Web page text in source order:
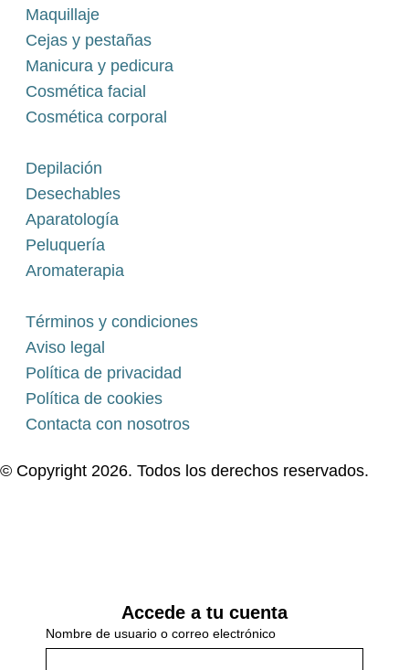
Maquillaje
Cejas y pestañas
Manicura y pedicura
Cosmética facial
Cosmética corporal
Depilación
Desechables
Aparatología
Peluquería
Aromaterapia
Términos y condiciones
Aviso legal
Política de privacidad
Política de cookies
Contacta con nosotros
© Copyright 2026. Todos los derechos reservados.
Accede a tu cuenta
Nombre de usuario o correo electrónico